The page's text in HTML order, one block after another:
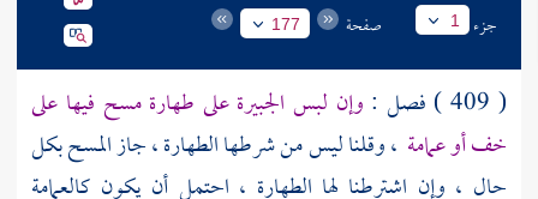
جزء 1 صفحة 177
( 409 ) فصل :
وإن لبس الجبيرة على طهارة مسح فيها على
خف أو عمامة ، وقلنا ليس من شرطها الطهارة ، جاز المسح بكل
حال ، وإن اشترطنا لها الطهارة ، احتمل أن يكون كالعمامة